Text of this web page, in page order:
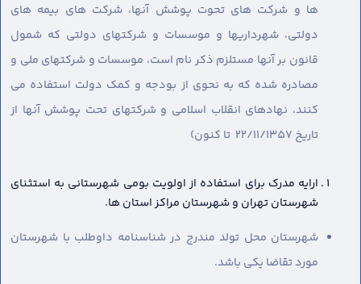
ها و شرکت های تحوت پوشش آنها، شرکت های بیمه های
دولتی، شهرداریها و موسسات و شرکتهای دولتی که شمول
قانون بر آنها مستلزم ذکر نام است، موسسات و شرکتهای ملی و
مصادره شده که به نحوی از بودجه و کمک دولت استفاده می
کنند، نهادهای انقلاب اسلامی و شرکتهای تحت پوشش آنها از
تاریخ 22/11/1357 تا کنون)
ارایه مدرک برای استفاده از اولویت بومی شهرستانی به استثنای
شهرستان تهران و شهرستان مراکز استان ها.
شهرستان محل تولد مندرج در شناسنامه داوطلب با شهرستان
مورد تقاضا یکی باشد.